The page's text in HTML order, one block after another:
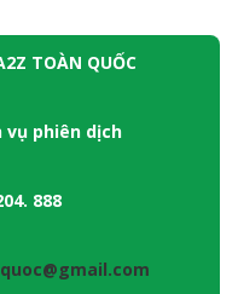
TOÀN QUỐC
vụ phiên dịch
888